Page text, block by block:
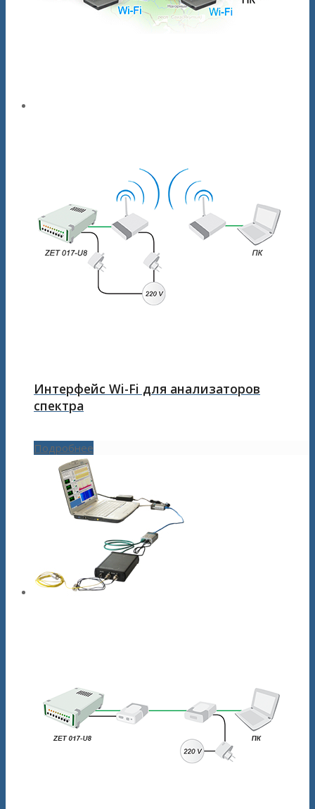
Интерфейс Wi-Fi для анализаторов
спектра
Подробнее